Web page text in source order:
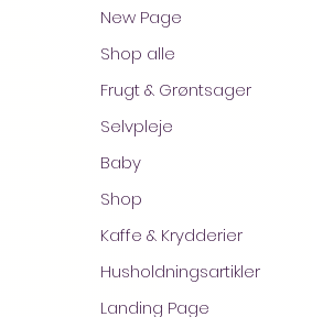
© 2021 af
New Page
Shop alle
Frugt & Grøntsager
Selvpleje
Baby
Shop
Kaffe & Krydderier
Husholdningsartikler
Landing Page